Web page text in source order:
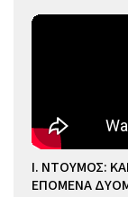
Ι. ΝΤΟΥΜΟΣ:
ΕΠΟΜΕΝΑ